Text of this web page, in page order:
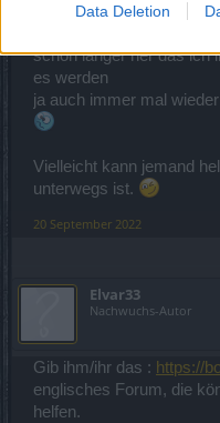
Data Deletion
schon länger her das ich
es werden
ja auch immer mal
Vielleicht kann jemand
unterwegs ist.
20 September 2022
Elvar33
Nachwuchs-Autor
Gib ihm/ihr das : https://
englisches Forum, die
helfen.